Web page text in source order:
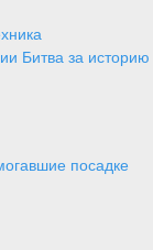
Битва за историю
посадке